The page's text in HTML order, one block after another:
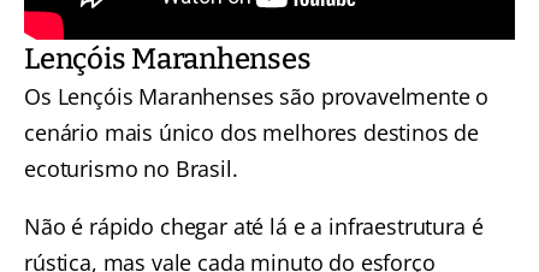
Lençóis Maranhenses
Os Lençóis Maranhenses são provavelmente o
cenário mais único dos melhores destinos de
ecoturismo no Brasil.
Não é rápido chegar até lá e a infraestrutura é
rústica, mas vale cada minuto do esforço